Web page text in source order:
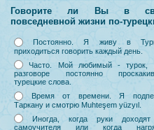
Говорите ли Вы в
повседневной жизни по-
Постоянно. Я живу в
приходиться говорить каждый день.
Часто. Мой любимый - турок,
разговоре постоянно
турецкие слова.
Время от времени. Я
Таркану и смотрю Muhteşem yüzyıl.
Иногда, когда руки
самоучителя или когда